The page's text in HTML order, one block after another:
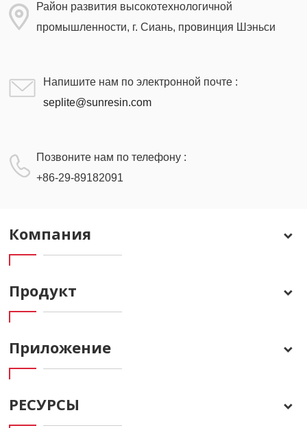
Район развития высокотехнологичной
промышленности, г. Сиань, провинция Шэньси
Напишите нам по электронной почте :
seplite@sunresin.com
Позвоните нам по телефону :
+86-29-89182091
Компания
Продукт
Приложение
РЕСУРСЫ